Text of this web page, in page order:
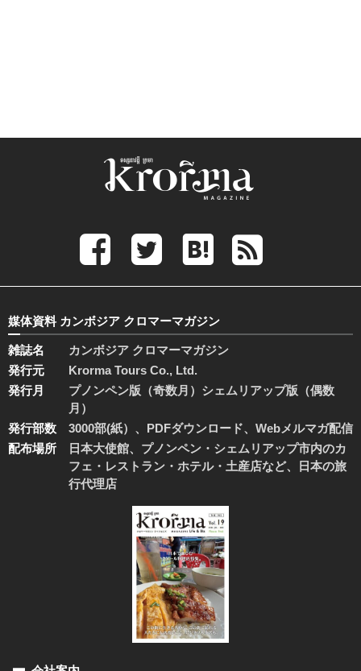
媒体資料 カンボジア クロマーマガジン
雑誌名
カンボジア クロマーマガジン
発行元
Krorma Tours Co., Ltd.
発行月
プノンペン版（奇数月）シェムリアップ版（偶数
月）
発行部数
3000部(紙）、PDFダウンロード、Webメルマガ配信
配布場所
日本大使館、プノンペン・シェムリアップ市内のカ
フェ・レストラン・ホテル・土産店など、日本の旅
行代理店